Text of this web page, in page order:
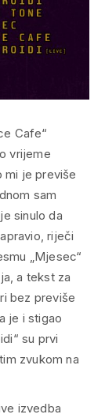
Cafe“
vrijeme
mi je previše
sam
sinulo da
riječi
„Mjesec“
a tekst za
bez previše
je i stigao
su prvi
zvukom na
izvedba